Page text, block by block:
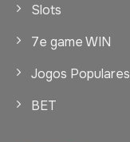
Slots
7e game WIN
Jogos Populares
BET